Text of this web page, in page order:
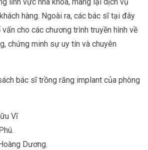
lĩnh vực nha khoa, mang lại dịch vụ
hàng. Ngoài ra, các bác sĩ tại đây
cho các chương trình truyền hình về
chứng minh sự uy tín và chuyên
bác sĩ trồng răng implant của phòng
Vĩ
Dương.